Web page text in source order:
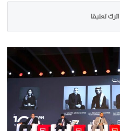
اترك تعليقا